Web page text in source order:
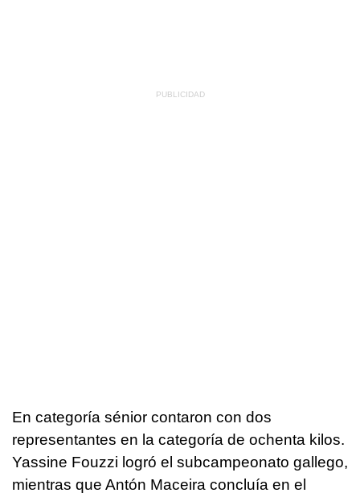
En categoría sénior contaron con dos
representantes en la categoría de ochenta kilos.
Yassine Fouzzi logró el subcampeonato gallego,
mientras que Antón Maceira concluía en el